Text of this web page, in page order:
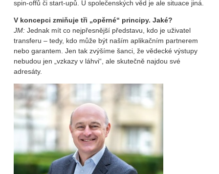
spin-offů či start-upů. U společenských věd je ale situace jiná.
V koncepci zmiňuje tři „opěrné“ principy. Jaké?
JM: Jednak mít co nejpřesnější představu, kdo je uživatel
transferu – tedy, kdo může být naším aplikačním partnerem
nebo garantem. Jen tak zvýšíme šanci, že vědecké výstupy
nebudou jen „vzkazy v láhvi“, ale skutečně najdou své
adresáty.